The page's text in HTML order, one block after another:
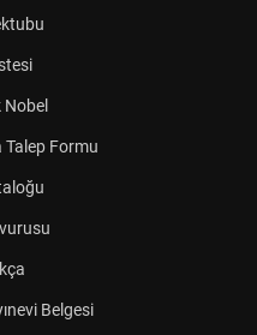
Formu
Belgesi